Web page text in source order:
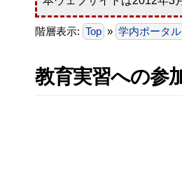
階層表示: Top » 学内ポータル
教育実習への参